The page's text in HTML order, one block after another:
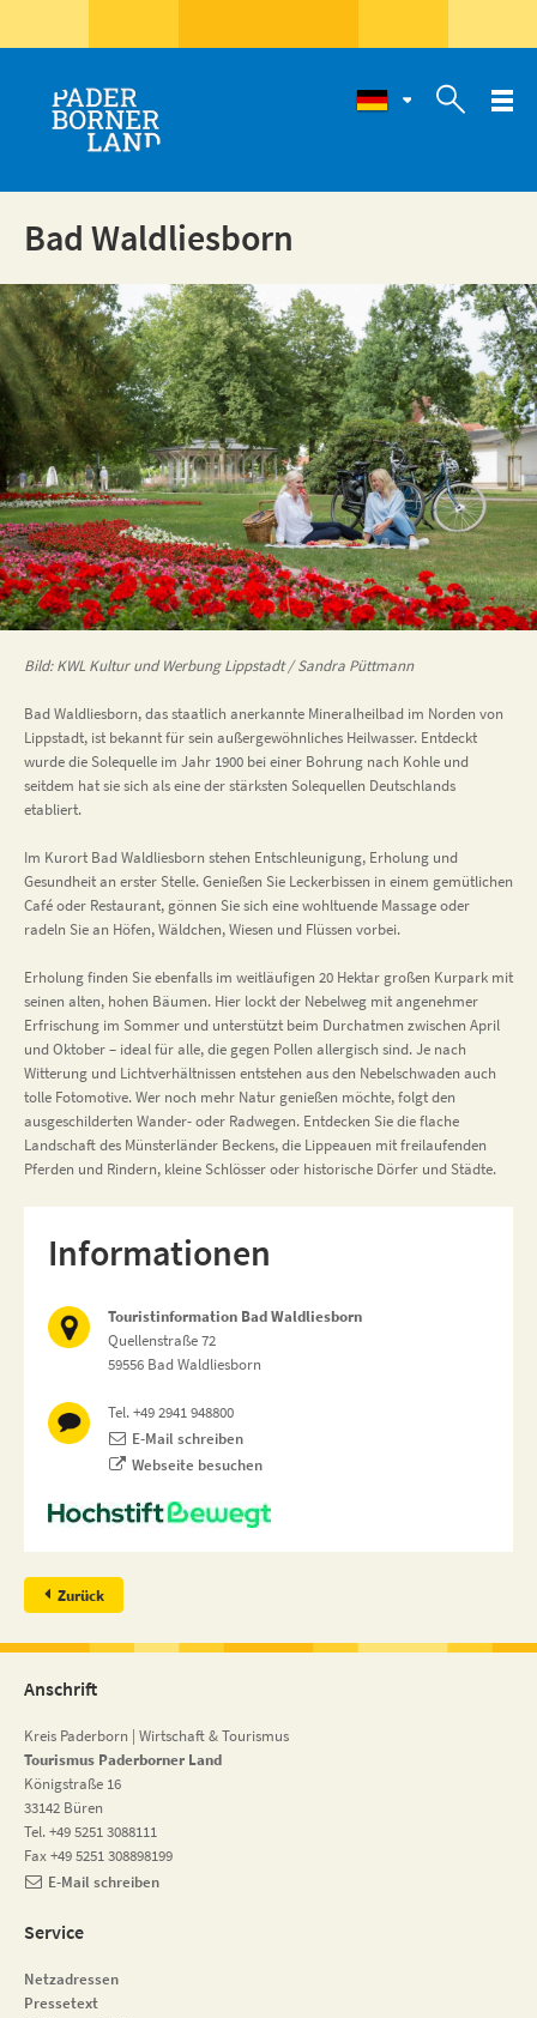

Bad Waldliesborn
Bild: KWL Kultur und Werbung Lippstadt / Sandra Püttmann
Bad Waldliesborn, das staatlich anerkannte Mineralheilbad im Norden von
Lippstadt, ist bekannt für sein außergewöhnliches Heilwasser. Entdeckt
wurde die Solequelle im Jahr 1900 bei einer Bohrung nach Kohle und
seitdem hat sie sich als eine der stärksten Solequellen Deutschlands
etabliert.
Im Kurort Bad Waldliesborn stehen Entschleunigung, Erholung und
Gesundheit an erster Stelle. Genießen Sie Leckerbissen in einem gemütlichen
Café oder Restaurant, gönnen Sie sich eine wohltuende Massage oder
radeln Sie an Höfen, Wäldchen, Wiesen und Flüssen vorbei.
Erholung finden Sie ebenfalls im weitläufigen 20 Hektar großen Kurpark mit
seinen alten, hohen Bäumen. Hier lockt der Nebelweg mit angenehmer
Erfrischung im Sommer und unterstützt beim Durchatmen zwischen April
und Oktober – ideal für alle, die gegen Pollen allergisch sind. Je nach
Witterung und Lichtverhältnissen entstehen aus den Nebelschwaden auch
tolle Fotomotive. Wer noch mehr Natur genießen möchte, folgt den
ausgeschilderten Wander- oder Radwegen. Entdecken Sie die flache
Landschaft des Münsterländer Beckens, die Lippeauen mit freilaufenden
Pferden und Rindern, kleine Schlösser oder historische Dörfer und Städte.
Informationen
Touristinformation Bad Waldliesborn
Quellenstraße 72
59556 Bad Waldliesborn
Tel. +49 2941 948800
E-Mail schreiben
Webseite besuchen
Zurück
Anschrift
Kreis Paderborn | Wirtschaft & Tourismus
Tourismus Paderborner Land
Königstraße 16
33142 Büren
Tel. +49 5251 3088111
Fax +49 5251 308898199
E-Mail schreiben
Service
Netzadressen
Pressetext